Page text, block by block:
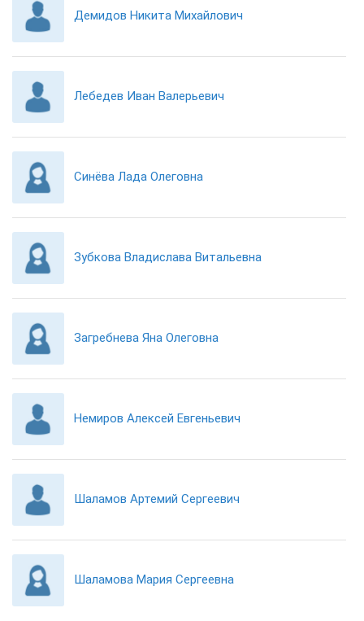
Демидов Никита Михайлович
Лебедев Иван Валерьевич
Синёва Лада Олеговна
Зубкова Владислава Витальевна
Загребнева Яна Олеговна
Немиров Алексей Евгеньевич
Шаламов Артемий Сергеевич
Шаламова Мария Сергеевна